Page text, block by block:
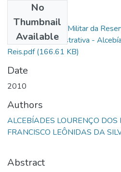
No
Thumbnail
Available
A Contratação de Militar da
Atividade Administrativa -
Reis.pdf(166.61 KB)
Date
2010
Authors
ALCEBÍADES LOURENÇO DOS
FRANCISCO LEÔNIDAS DA
Abstract